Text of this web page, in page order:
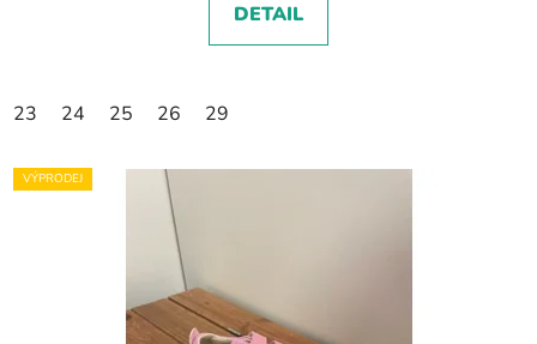
DETAIL
23 24 25 26 29
VÝPRODEJ